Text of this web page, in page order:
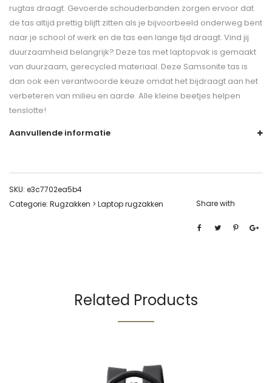
rugtas draagt. Gevoerde schouderbanden zorgen ervoor dat
de tas altijd prettig blijft zitten als je bijvoorbeeld onderweg bent
naar je school of werk en de tas een lange tijd draagt. Vind jij
duurzaamheid belangrijk? Deze tas met laptopvak is gemaakt
van duurzaam, gerecycled materiaal. Deze Samsonite tas is
dan ook een verantwoorde keuze omdat het bijdraagt aan het
verbeteren van milieu en aarde. Alle kleine beetjes helpen
tenslotte!
Aanvullende informatie
SKU: e3c7702ea5b4
Categorie: Rugzakken > Laptop rugzakken Share with
Related Products